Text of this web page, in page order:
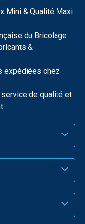
Mini & Qualité Maxi
du Bricolage
&
expédiées chez
de qualité et